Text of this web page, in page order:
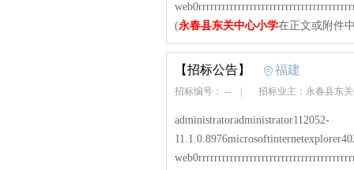
(永春县东关中心小学在正文或附件
【招标公告】 福建
招标编号： -- 招标业主：永春县东
administratoradministrator112052-